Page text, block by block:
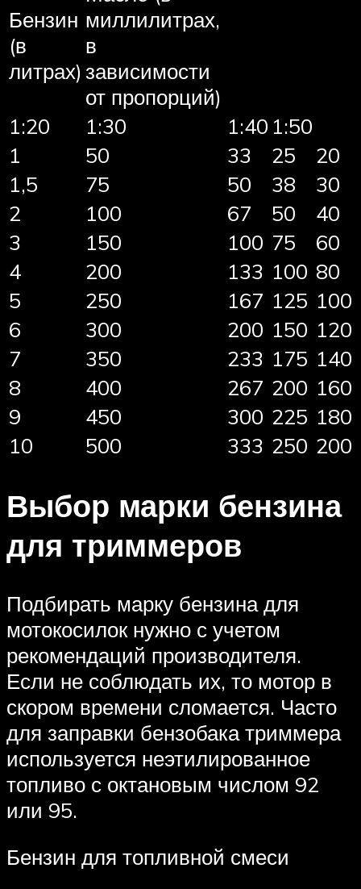
Бензин
(в
литрах)
миллилитрах,
в
зависимости
от пропорций)
1:20
1:30 1:40 1:50
1
50 33 25
20
1,5
75 50 38
30
2
100 67 50
40
3
150 100 75
60
4
200 133 100 80
5
250 167 125 100
6
300 200 150 120
7
350 233 175 140
8
400 267 200 160
9
450 300 225 180
10
500 333 250 200
Выбор марки бензина
для триммеров
Подбирать марку бензина для
мотокосилок нужно с учетом
рекомендаций производителя.
Если не соблюдать их, то мотор в
скором времени сломается. Часто
для заправки бензобака триммера
используется неэтилированное
топливо с октановым числом 92
или 95.
Бензин для топливной смеси